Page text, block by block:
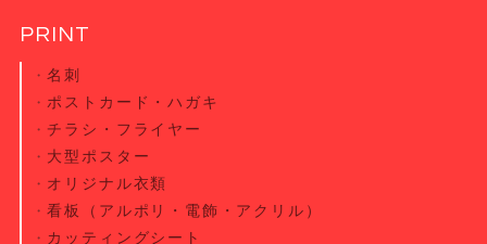
PRINT
名刺
ポストカード・ハガキ
チラシ・ フライヤー
大型ポスター
オリジナル衣類
看板（アルポリ・電飾・アクリル）
カッティングシート